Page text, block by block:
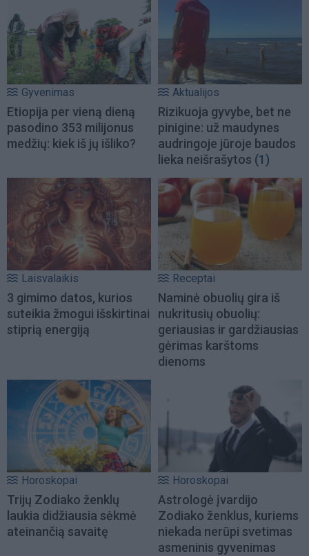
Gyvenimas
Etiopija per vieną dieną
pasodino 353 milijonus
medžių: kiek iš jų išliko?
Aktualijos
Rizikuoja gyvybe, bet ne
pinigine: už maudynes
audringoje jūroje baudos
lieka neišrašytos (1)
Laisvalaikis
3 gimimo datos, kurios
suteikia žmogui išskirtinai
stiprią energiją
Receptai
Naminė obuolių gira iš
nukritusių obuolių:
geriausias ir gardžiausias
gėrimas karštoms
dienoms
Horoskopai
Trijų Zodiako ženklų
laukia didžiausia sėkmė
ateinančią savaitę
Horoskopai
Astrologė įvardijo
Zodiako ženklus, kuriems
niekada nerūpi svetimas
asmeninis gyvenimas